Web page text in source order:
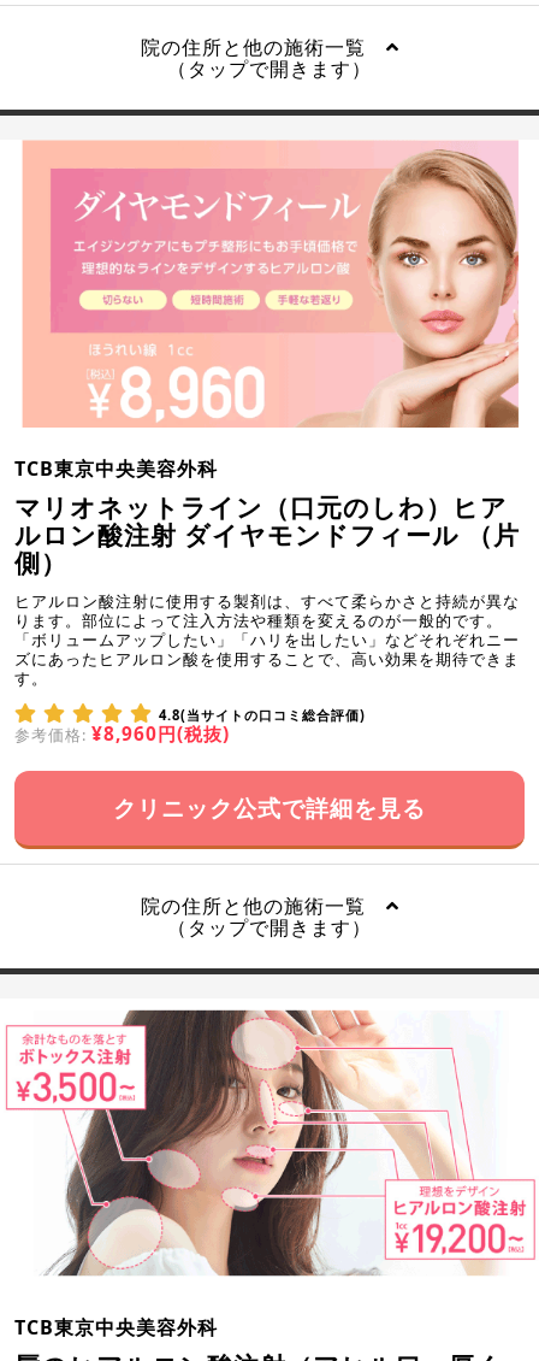
院の住所と他の施術一覧
（タップで開きます）
TCB東京中央美容外科
マリオネットライン（口元のしわ）ヒア
ルロン酸注射 ダイヤモンドフィール （片
側）
ヒアルロン酸注射に使用する製剤は、すべて柔らかさと持続が異な
ります。部位によって注入方法や種類を変えるのが一般的です。
「ボリュームアップしたい」「ハリを出したい」などそれぞれニー
ズにあったヒアルロン酸を使用することで、高い効果を期待できま
す。
4.8(当サイトの口コミ総合評価)
参考価格: ¥8,960円(税抜)
クリニック公式で詳細を見る
院の住所と他の施術一覧
（タップで開きます）
TCB東京中央美容外科